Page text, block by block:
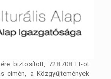
biztosított, 728.708 Ft-ot
címén, a Közgyűjtemények